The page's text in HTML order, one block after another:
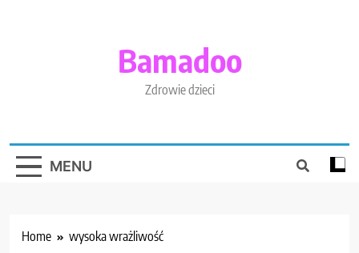
Bamadoo
Zdrowie dzieci
MENU
Home wysoka wrażliwość